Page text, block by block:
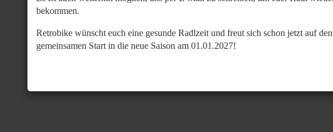
bekommen.
Retrobike wünscht euch eine gesunde Radlzeit und freut sich schon jetzt auf den
gemeinsamen Start in die neue Saison am 01.01.2027!